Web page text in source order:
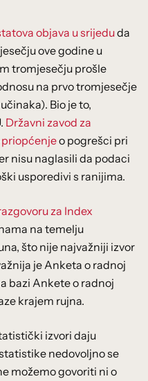
objava u srijeduda
ove godine u
tromjesečju prošle
na prvo tromjesečje
Bio je to,
Državni zavod za
o pogrešci pri
nisu naglasili da podaci
usporedivi s ranijima.
za Index
na temelju
što nije najvažniji izvor
je Anketa o radnoj
bazi Ankete o radnoj
krajem rujna.
izvori daju
nedovoljno se
možemo govoriti ni o